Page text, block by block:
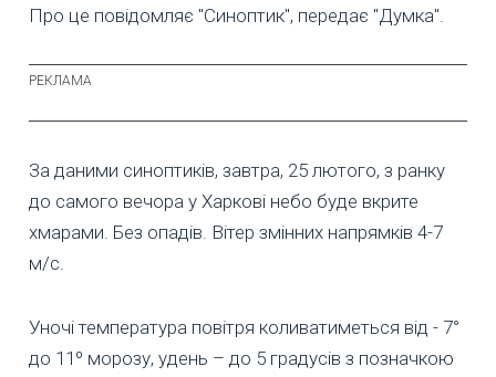
Про це повідомляє "Синоптик", передає "Думка".
За даними синоптиків, завтра, 25 лютого, з ранку
до самого вечора у Харкові небо буде вкрите
хмарами. Без опадів. Вітер змінних напрямків 4-7
м/с.
Уночі температура повітря коливатиметься від - 7°
до 11º морозу, удень – до 5 градусів з позначкою